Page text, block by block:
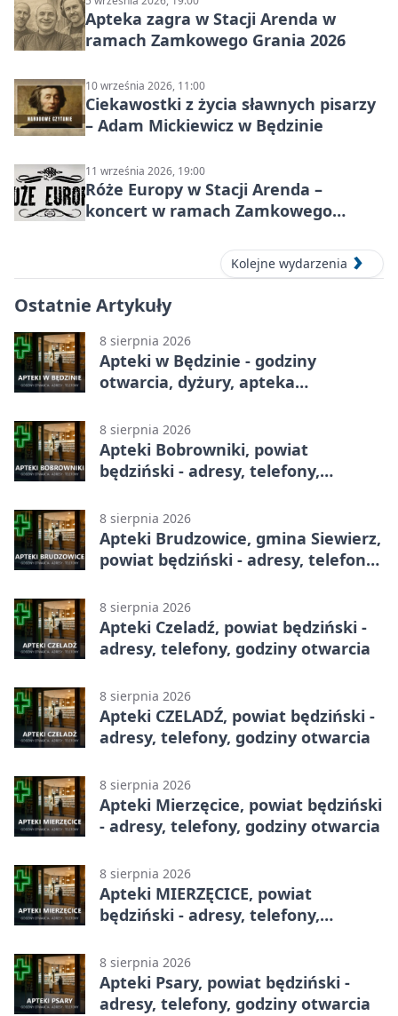
Apteka zagra w Stacji Arenda w
ramach Zamkowego Grania 2026
10 września 2026, 11:00
Ciekawostki z życia sławnych pisarzy
– Adam Mickiewicz w Będzinie
11 września 2026, 19:00
Róże Europy w Stacji Arenda –
koncert w ramach Zamkowego
Kolejne wydarzenia
Ostatnie Artykuły
8 sierpnia 2026
Apteki w Będzinie - godziny
otwarcia, dyżury, apteka
8 sierpnia 2026
Apteki Bobrowniki, powiat
będziński - adresy, telefony,
8 sierpnia 2026
Apteki Brudzowice, gmina Siewierz,
powiat będziński - adresy, telefony,
8 sierpnia 2026
Apteki Czeladź, powiat będziński -
adresy, telefony, godziny otwarcia
8 sierpnia 2026
Apteki CZELADŹ, powiat będziński -
adresy, telefony, godziny otwarcia
8 sierpnia 2026
Apteki Mierzęcice, powiat będziński
- adresy, telefony, godziny otwarcia
8 sierpnia 2026
Apteki MIERZĘCICE, powiat
będziński - adresy, telefony,
8 sierpnia 2026
Apteki Psary, powiat będziński -
adresy, telefony, godziny otwarcia